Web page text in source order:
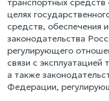
целях
средств, обеспечения
законодательства
регулирующего
связи с
а также
Федерации,